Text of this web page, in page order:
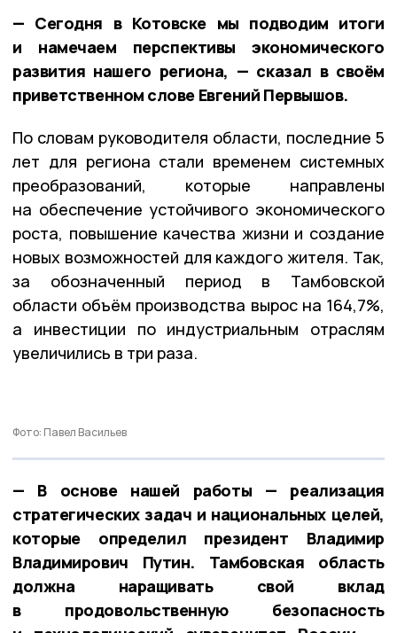
— Сегодня в Котовске мы подводим итоги
и намечаем перспективы экономического
развития нашего региона, — сказал в своём
приветственном слове Евгений Первышов.
По словам руководителя области, последние 5
лет для региона стали временем системных
преобразований, которые направлены
на обеспечение устойчивого экономического
роста, повышение качества жизни и создание
новых возможностей для каждого жителя. Так,
за обозначенный период в Тамбовской
области объём производства вырос на 164,7%,
а инвестиции по индустриальным отраслям
увеличились в три раза.
Фото: Павел Васильев
— В основе нашей работы — реализация
стратегических задач и национальных целей,
которые определил президент Владимир
Владимирович Путин. Тамбовская область
должна наращивать свой вклад
в продовольственную безопасность